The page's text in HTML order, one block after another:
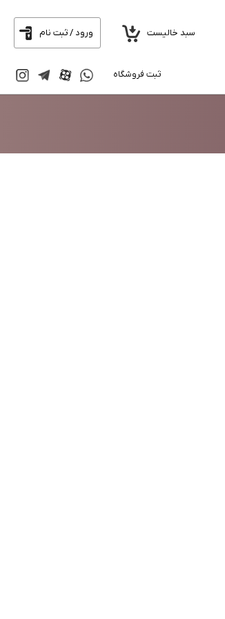
ورود / ثبت نام سبد خالیست
ثبت فروشگاه